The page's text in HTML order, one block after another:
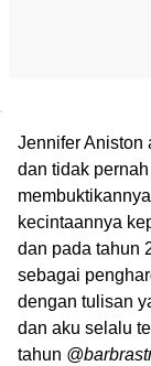
Jennifer Aniston
dan tidak
kecintaannya
dan pada tahun
sebagai
dengan tulisan
dan aku selalu
tahun